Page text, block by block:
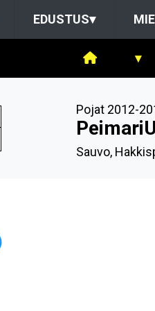
EDUSTUS▾
▾
Pojat 2012-
Sauvo,